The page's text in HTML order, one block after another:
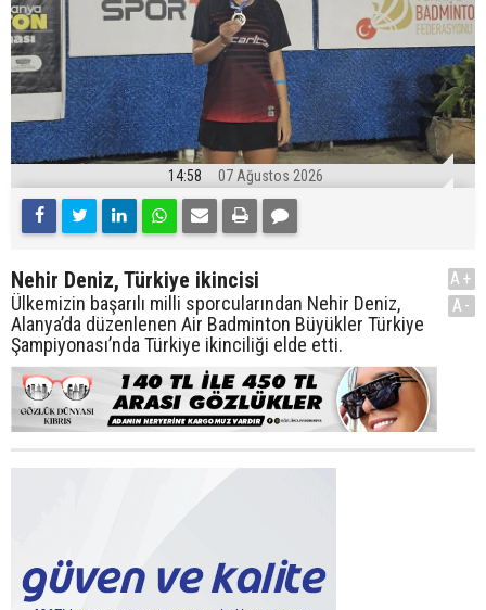
14:58 07 Ağustos 2026
Nehir Deniz, Türkiye ikincisi
Ülkemizin başarılı milli sporcularından Nehir Deniz,
Alanya’da düzenlenen Air Badminton Büyükler Türkiye
Şampiyonası’nda Türkiye ikinciliği elde etti.
A+
A-